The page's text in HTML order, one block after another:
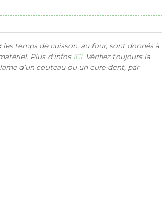
les temps de cuisson, au four, sont donnés à
Plus d’infos ICI. Vérifiez toujours la
d’un couteau ou un cure-dent, par